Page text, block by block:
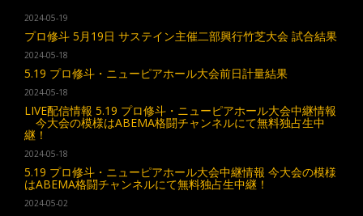
2024-05-19
プロ修斗 5月19日 サステイン主催二部興行竹芝大会 試合結果
2024-05-18
5.19 プロ修斗・ニューピアホール大会前日計量結果
2024-05-18
LIVE配信情報 5.19 プロ修斗・ニューピアホール大会中継情報
今大会の模様はABEMA格闘チャンネルにて無料独占生中
継！
2024-05-18
5.19 プロ修斗・ニューピアホール大会中継情報 今大会の模様
はABEMA格闘チャンネルにて無料独占生中継！
2024-05-02